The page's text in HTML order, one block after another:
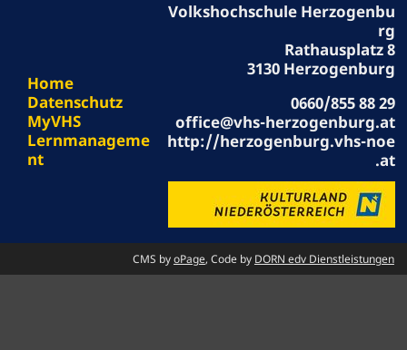
Home
Datenschutz
MyVHS
Lernmanageme
nt
Volkshochschule Herzogenbu
rg
Rathausplatz 8
3130 Herzogenburg
0660/855 88 29
office@vhs-herzogenburg.at
http://herzogenburg.vhs-noe
.at
CMS byoPage, Code by DORN edv Dienstleistungen